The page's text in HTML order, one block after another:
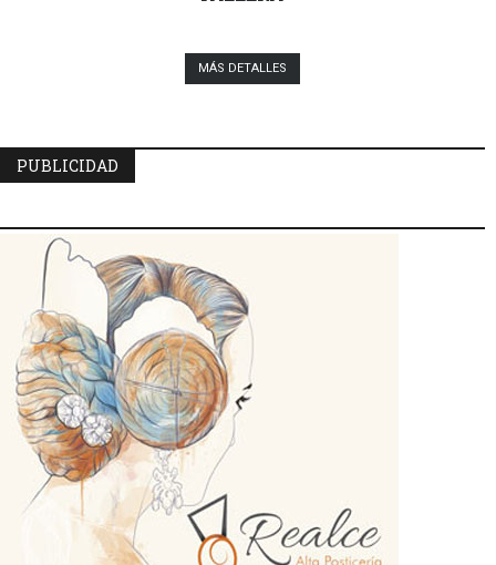
MÁS DETALLES
PUBLICIDAD